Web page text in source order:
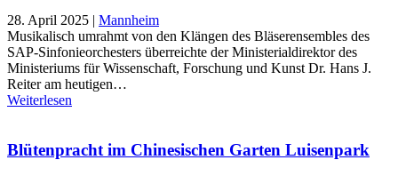
28. April 2025 | Mannheim
Musikalisch umrahmt von den Klängen des Bläserensembles des
SAP-Sinfonieorchesters überreichte der Ministerialdirektor des
Ministeriums für Wissenschaft, Forschung und Kunst Dr. Hans J.
Reiter am heutigen…
Weiterlesen
Blütenpracht im Chinesischen Garten Luisenpark